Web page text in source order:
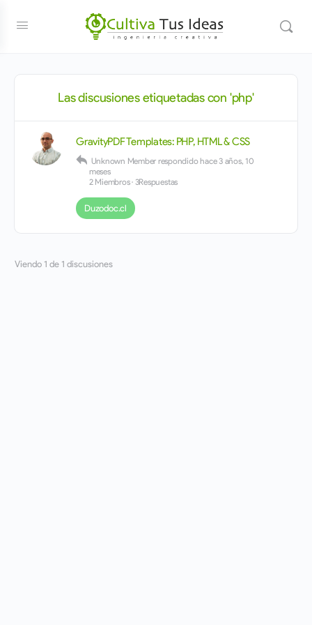
Las discusiones etiquetadas con 'php'
GravityPDF Templates: PHP, HTML & CSS
Unknown Member respondidohace 3 años, 10
meses
2 Miembros· 3Respuestas
Duzodoc.cl
Viendo 1 de 1 discusiones